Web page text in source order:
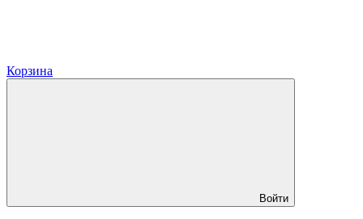
Корзина
Войти